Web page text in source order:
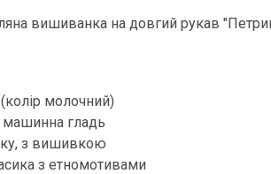
вишиванка на довгий рукав
молочний)
машинна гладь
з вишивкою
з етномотивами